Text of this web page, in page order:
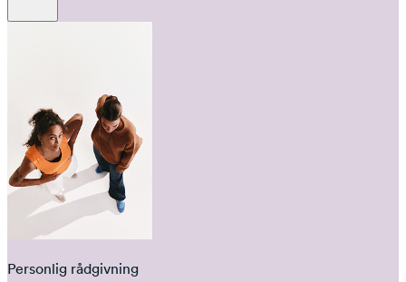
Personlig rådgivning